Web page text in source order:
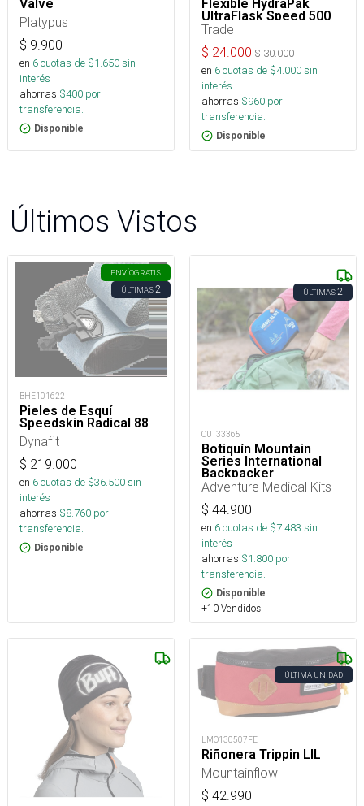
Valve
Platypus
$ 9.900
en 6cuotas de $1.650sin
interés
ahorras $400 por
transferencia.
Disponible
Flexible HydraPak
UltraFlask Speed 500
ml
Trade
$ 24.000 $30.000
en 6cuotas de $4.000sin
interés
ahorras $960 por
transferencia.
Disponible
Últimos Vistos
ENVÍOGRATIS
ÚLTIMAS2
BHE101622
Pieles de Esquí
Speedskin Radical 88
Dynafit
$ 219.000
en 6cuotas de $36.500sin
interés
ahorras $8.760 por
transferencia.
Disponible
ÚLTIMAS2
OUT33365
Botiquín Mountain
Series International
Backpacker
Adventure Medical Kits
$ 44.900
en 6cuotas de $7.483 sin
interés
ahorras $1.800 por
transferencia.
Disponible
+10 Vendidos
ÚLTIMA UNIDAD
LMO130507FE
Riñonera Trippin LIL
Mountainflow
$ 42.990